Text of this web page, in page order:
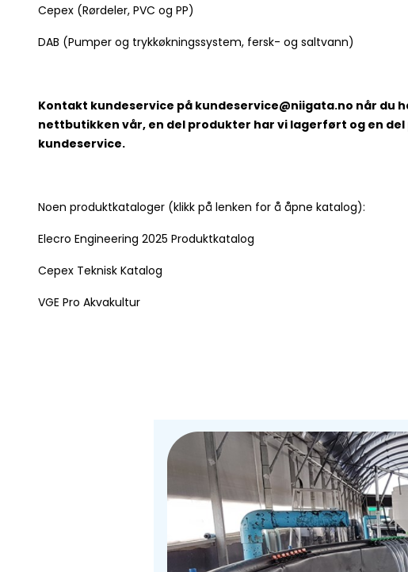
Cepex (Rørdeler, PVC og PP)
DAB (Pumper og trykkøkningssystem, fersk- og saltvann)
Kontakt kundeservice på kundeservice@niigata.no når du
nettbutikken vår, en del produkter har vi lagerført og en
kundeservice.
Noen produktkataloger (klikk på lenken for å åpne katalog):
Elecro Engineering 2025 Produktkatalog
Cepex Teknisk Katalog
VGE Pro Akvakultur